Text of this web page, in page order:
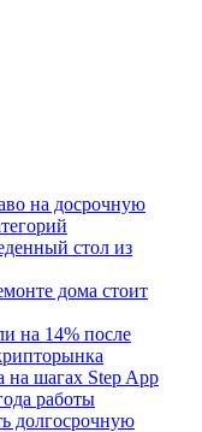
на досрочную
стол из
дома стоит
на 14% после
на шагах Step App
работы
долгосрочную